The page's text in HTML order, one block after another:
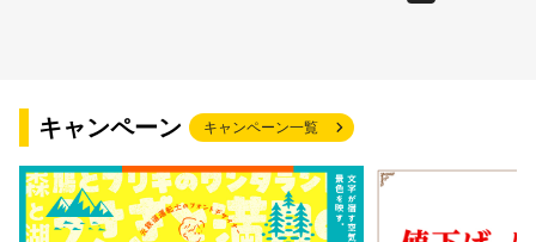
キャンペーン キャンペーン一覧